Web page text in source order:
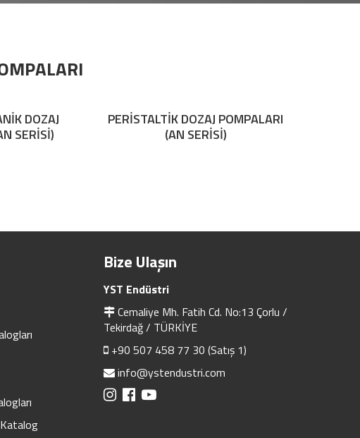
DOZAJ
SERİSİ)
PERİSTALTİK DOZAJ POMPALARI
(AN SERİSİ)
Bize Ulaşın
YST Endüstri
Cemaliye Mh. Fatih Cd. No:13 Çorlu /
Tekirdağ / TÜRKİYE
+90 507 458 77 30 (Satış 1)
info@ystendustri.com